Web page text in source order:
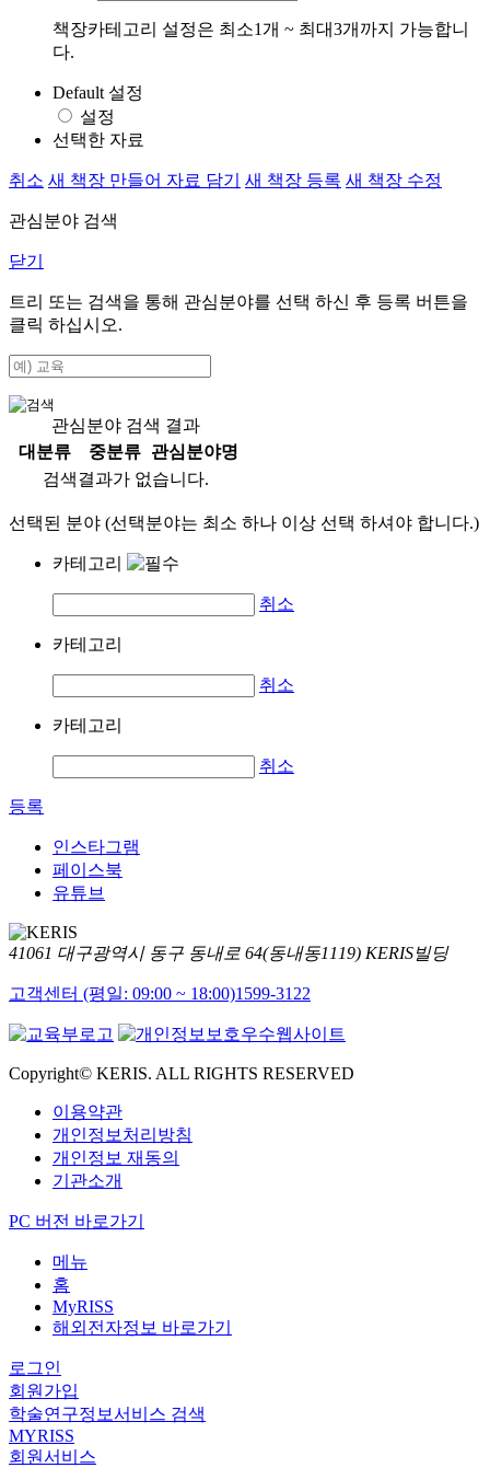
책장카테고리 설정은 최소1개 ~ 최대3개까지 가능합니
다.
Default 설정
설정
선택한 자료
취소 새 책장 만들어 자료 담기 새 책장 등록 새 책장 수정
관심분야 검색
닫기
트리 또는 검색을 통해 관심분야를 선택 하신 후 등록 버튼을
클릭 하십시오.
관심분야 검색 결과
대분류
중분류
관심분야명
검색결과가 없습니다.
선택된 분야 (선택분야는 최소 하나 이상 선택 하셔야 합니다.)
카테고리
취소
카테고리
취소
카테고리
취소
등록
인스타그램
페이스북
유튜브
41061 대구광역시 동구 동내로 64(동내동1119) KERIS빌딩
고객센터 (평일: 09:00 ~ 18:00)1599-3122
Copyright© KERIS. ALL RIGHTS RESERVED
이용약관
개인정보처리방침
개인정보 재동의
기관소개
PC 버전 바로가기
메뉴
홈
MyRISS
해외전자정보 바로가기
로그인
회원가입
학술연구정보서비스 검색
MYRISS
회원서비스